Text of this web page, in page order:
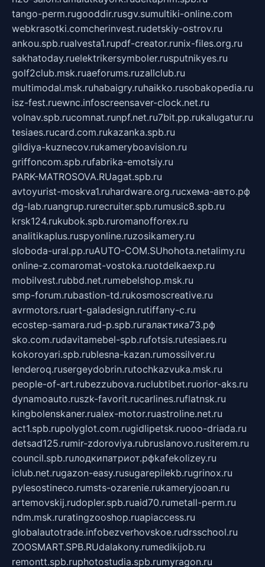
tango-perm.rugooddir.rusgv.sumultiki-online.com
webkrasotki.comcherinvest.rudetskiy-ostrov.ru
ankou.spb.rualvesta1.rupdf-creator.runix-files.org.ru
sakhatoday.ruelektrikersymboler.rusputnikyes.ru
golf2club.msk.ruaeforums.ruzallclub.ru
multimodal.msk.ruhabaigry.ruhaikko.rusobakopedia.ru
isz-fest.ruewnc.infoscreensaver-clock.net.ru
volnav.spb.rucomnat.runpf.net.ru7bit.pp.rukalugatur.ru
tesiaes.rucard.com.rukazanka.spb.ru
gildiya-kuznecov.rukameryboavision.ru
griffoncom.spb.rufabrika-emotsiy.ru
PARK-MATROSOVA.RUagat.spb.ru
avtoyurist-moskva1.ruhardware.org.ruсхема-авто.рф
dg-lab.ruangrup.rurecruiter.spb.rumusic8.spb.ru
krsk124.rukubok.spb.ruromanofforex.ru
analitikaplus.ruspyonline.ruzosikamery.ru
sloboda-ural.pp.ruAUTO-COM.SUhohota.netalimy.ru
online-z.comaromat-vostoka.ruotdelkaexp.ru
mobilvest.rubbd.net.rumebelshop.msk.ru
smp-forum.rubastion-td.rukosmoscreative.ru
avrmotors.ruart-galadesign.rutiffany-c.ru
ecostep-samara.rud-p.spb.ruгалактика73.рф
sko.com.rudavitamebel-spb.rufotsis.rutesiaes.ru
kokoroyari.spb.rublesna-kazan.rumossilver.ru
lenderoq.rusergeydobrin.rutochkazvuka.msk.ru
people-of-art.rubezzubova.ruclubtibet.ruorior-aks.ru
dynamoauto.ruszk-favorit.rucarlines.ruflatnsk.ru
kingbolenskaner.rualex-motor.ruastroline.net.ru
act1.spb.rupolyglot.com.rugidlipetsk.ruooo-driada.ru
detsad125.rumir-zdoroviya.rubruslanovo.rusiterem.ru
council.spb.ruлодкипатриот.рфkafekolizey.ru
iclub.net.rugazon-easy.rusugarepilekb.rugrinox.ru
pylesostineco.rumsts-ozarenie.rukameryjooan.ru
artemovskij.rudopler.spb.ruaid70.rumetall-perm.ru
ndm.msk.ruratingzooshop.ruapiaccess.ru
globalautotrade.infobezverhovskoe.rudrsschool.ru
ZOOSMART.SPB.RUdalakony.rumedikijob.ru
remontt.spb.ruphotostudia.spb.rumyragon.ru